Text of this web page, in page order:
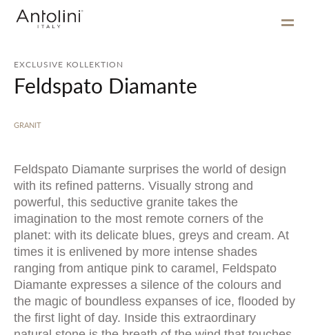
EXCLUSIVE KOLLEKTION
Feldspato Diamante
GRANIT
Feldspato Diamante surprises the world of design
with its refined patterns. Visually strong and
powerful, this seductive granite takes the
imagination to the most remote corners of the
planet: with its delicate blues, greys and cream. At
times it is enlivened by more intense shades
ranging from antique pink to caramel, Feldspato
Diamante expresses a silence of the colours and
the magic of boundless expanses of ice, flooded by
the first light of day. Inside this extraordinary